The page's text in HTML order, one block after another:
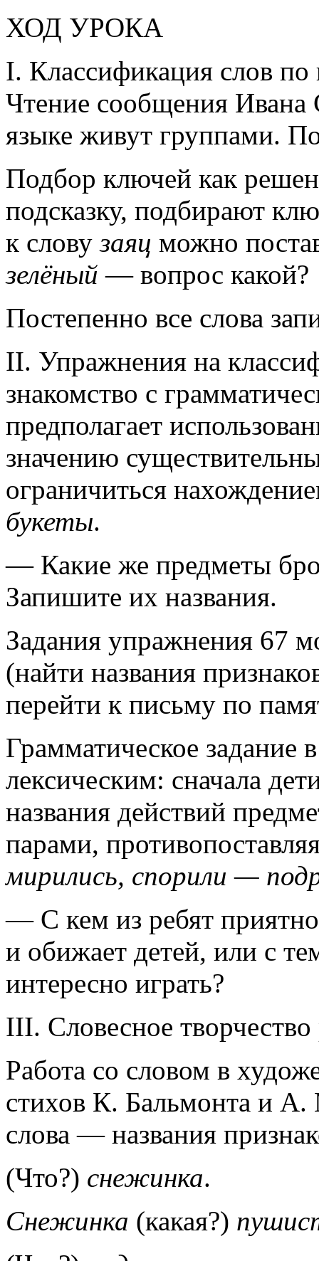
ХОД УРОКА
I. Классификация слов
Чтение сообщения Ивана
языке живут группами.
Подбор ключей как
подсказку, подбирают
к словузаяц можно
зелёный — вопрос какой?
Постепенно все слова
II. Упражнения на
знакомство с
предполагает
значению
ограничиться
букеты.
— Какие же предметы
Запишите их названия.
Задания упражнения 67
(найти названия
перейти к письму по
Грамматическое задание
лексическим: сначала
названия действий
парами,
мирились, спорили —
— С кем из ребят
и обижает детей, или с
интересно играть?
III. Словесное
Работа со словом в
стихов К. Бальмонта и А.
слова — названия
(Что?) снежинка.
Снежинка (какая?)